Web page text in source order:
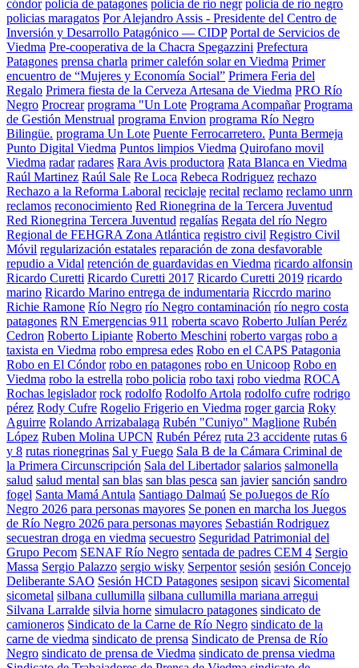
cóndor policia de patagones policia de rio negr policia de rio negro
policias maragatos Por Alejandro Assis - Presidente del Centro de
Inversión y Desarrollo Patagónico — CIDP Portal de Servicios de
Viedma Pre-cooperativa de la Chacra Spegazzini Prefectura
Patagones prensa charla primer calefón solar en Viedma Primer
encuentro de “Mujeres y Economía Social” Primera Feria del
Regalo Primera fiesta de la Cerveza Artesana de Viedma PRO Río
Negro Procrear programa "Un Lote Programa Acompañar Programa
de Gestión Menstrual programa Envion programa Río Negro
Bilingüe. programa Un Lote Puente Ferrocarretero. Punta Bermeja
Punto Digital Viedma Puntos limpios Viedma Quirofano movil
Viedma radar radares Rara Avis productora Rata Blanca en Viedma
Raúl Martinez Raúl Sale Re Loca Rebeca Rodriguez rechazo
Rechazo a la Reforma Laboral reciclaje recital reclamo reclamo unrn
reclamos reconocimiento Red Rionegrina de la Tercera Juventud
Red Rionegrina Tercera Juventud regalías Regata del río Negro
Regional de FEHGRA Zona Atlántica registro civil Registro Civil
Móvil regularización estatales reparación de zona desfavorable
repudio a Vidal retención de guardavidas en Viedma ricardo alfonsin
Ricardo Curetti Ricardo Curetti 2017 Ricardo Curetti 2019 ricardo
marino Ricardo Marino entrega de indumentaria Riccrdo marino
Richie Ramone Río Negro río Negro contaminación río negro costa
patagones RN Emergencias 911 roberta scavo Roberto Julían Peréz
Cedron Roberto Lipiante Roberto Meschini roberto vargas robo a
taxista en Viedma robo empresa edes Robo en el CAPS Patagonia
Robo en El Cóndor robo en patagones robo en Unicoop Robo en
Viedma robo la estrella robo policia robo taxi robo viedma ROCA
Rochas legislador rock rodolfo Rodolfo Artola rodolfo cufre rodrigo
pérez Rody Cufre Rogelio Frigerio en Viedma roger garcia Roky
Aguirre Rolando Arrizabalaga Rubén "Cuniyo" Maglione Rubén
López Ruben Molina UPCN Rubén Pérez ruta 23 accidente rutas 6
y 8 rutas rionegrinas Sal y Fuego Sala B de la Cámara Criminal de
la Primera Circunscripción Sala del Libertador salarios salmonella
salud salud mental san blas san blas pesca san javier sanción sandro
fogel Santa Mamá Antula Santiago Dalmaú Se poJuegos de Río
Negro 2026 para personas mayores Se ponen en marcha los Juegos
de Río Negro 2026 para personas mayores Sebastián Rodriguez
secuestran droga en viedma secuestro Seguridad Patrimonial del
Grupo Pecom SENAF Río Negro sentada de padres CEM 4 Sergio
Massa Sergio Palazzo sergio wisky Serpentor sesión sesión Concejo
Deliberante SAO Sesión HCD Patagones sesipon sicavi Sicomental
sicometal silbana cullumilla silbana cullumilla mariana arregui
Silvana Larralde silvia horne simulacro patagones sindicato de
camioneros Sindicato de la Carne de Río Negro sindicato de la
carne de viedma sindicato de prensa Sindicato de Prensa de Río
Negro sindicato de prensa de Viedma sindicato de prensa viedma